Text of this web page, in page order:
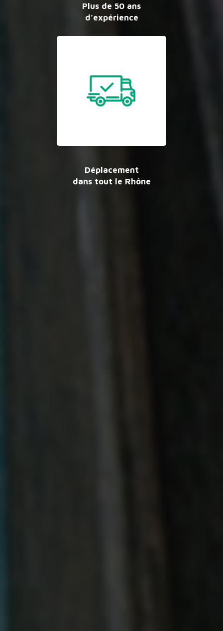
Plus de 50 ans
d’expérience
Déplacement
dans tout le Rhône